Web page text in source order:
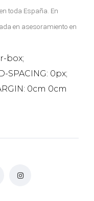
toda España. En
en asesoramiento en
box;
SPACING: 0px;
0cm 0cm